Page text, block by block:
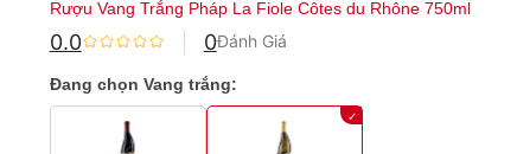
Rượu Vang Trắng Pháp La Fiole Côtes du Rhône 750ml
0.0 0Đánh Giá
Đang chọn Vang trắng: